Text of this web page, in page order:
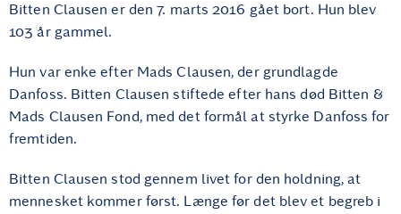
Bitten Clausen er den 7. marts 2016 gået bort. Hun blev
103 år gammel.
Hun var enke efter Mads Clausen, der grundlagde
Danfoss. Bitten Clausen stiftede efter hans død Bitten &
Mads Clausen Fond, med det formål at styrke Danfoss for
fremtiden.
Bitten Clausen stod gennem livet for den holdning, at
mennesket kommer først. Længe før det blev et begreb i